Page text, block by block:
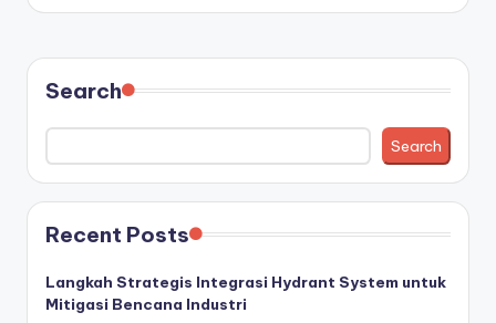
Search
Search
Recent Posts
Langkah Strategis Integrasi Hydrant System untuk
Mitigasi Bencana Industri